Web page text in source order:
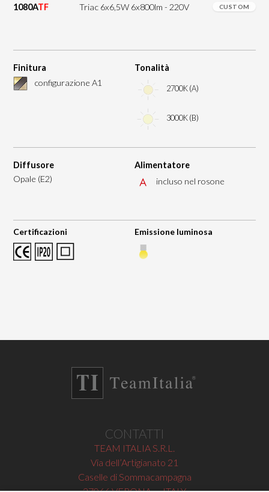
1080ATF Triac 6x6,5W 6x800lm - 220V CUSTOM
Finitura
configurazione A1
Tonalità
2700K (A)
3000K (B)
Diffusore
Opale (E2)
Alimentatore
incluso nel rosone
Certificazioni Emissione luminosa
CONTATTI
TEAM ITALIA S.R.L.
Via dell’Artigianato 21
Caselle di Sommacampagna